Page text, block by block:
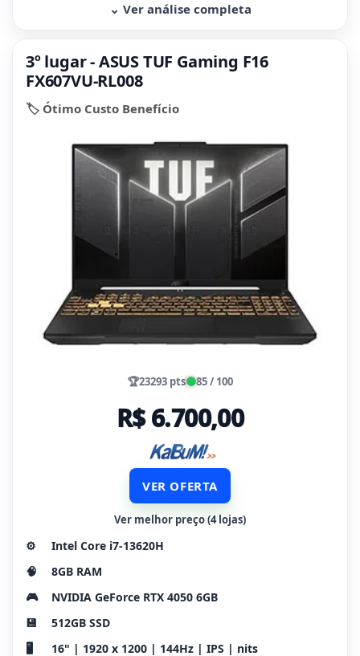
⌄ Ver análise completa
3º lugar - ASUS TUF Gaming F16
FX607VU-RL008
🏷️ Ótimo Custo Benefício
🏆23293 pts 85 / 100
R$ 6.700,00
VER OFERTA
Ver melhor preço (4 lojas)
⚙️
Intel Core i7-13620H
🧠
8GB RAM
🎮
NVIDIA GeForce RTX 4050 6GB
💾
512GB SSD
🖥️
16" | 1920 x 1200 | 144Hz | IPS | nits